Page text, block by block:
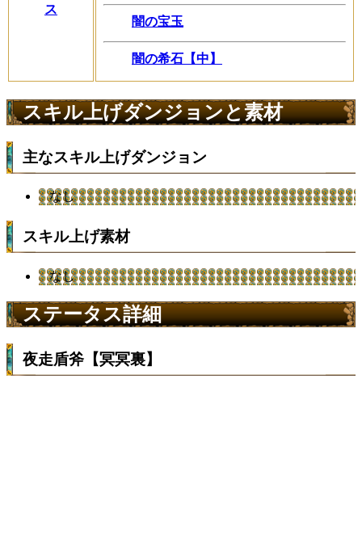
ス
闇の宝玉
闇の希石【中】
スキル上げダンジョンと素材
主なスキル上げダンジョン
なし
スキル上げ素材
なし
ステータス詳細
夜走盾斧【冥冥裏】